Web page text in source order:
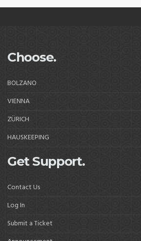
Choose.
BOLZANO
VIENNA
ZÜRICH
HAUSKEEPING
Get Support.
Contact Us
Log In
Submit a Ticket